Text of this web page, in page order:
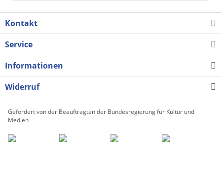
Kontakt
Service
Informationen
Widerruf
Gefördert von der Beauftragten der Bundesregierung für Kultur und
Medien